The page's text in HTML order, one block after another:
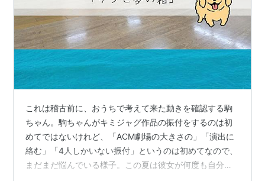
これは稽古前に、おうちで考えて来た動きを確認する駒
ちゃん。駒ちゃんがキミジャグ作品の振付をするのは初
めてではないけれど、「ACM劇場の大きさの」「演出に
絡む」「4人しかいない振付」というのは初めてなので、
まだまだ悩んでいる様子。この夏は彼女が何度も自分の